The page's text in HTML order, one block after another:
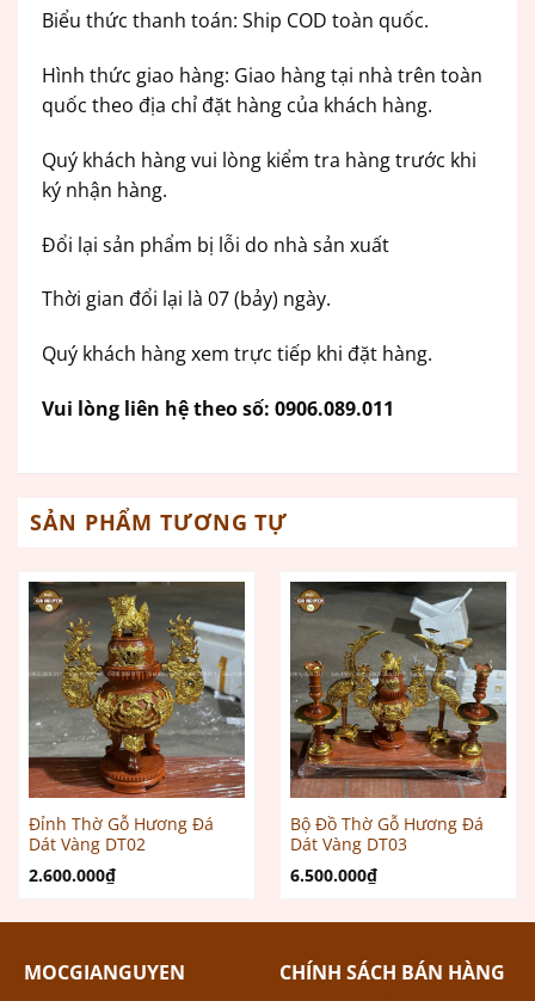
Biểu thức thanh toán: Ship COD toàn quốc.
Hình thức giao hàng: Giao hàng tại nhà trên toàn
quốc theo địa chỉ đặt hàng của khách hàng.
Quý khách hàng vui lòng kiểm tra hàng trước khi
ký nhận hàng.
Đổi lại sản phẩm bị lỗi do nhà sản xuất
Thời gian đổi lại là 07 (bảy) ngày.
Quý khách hàng xem trực tiếp khi đặt hàng.
Vui lòng liên hệ theo số: 0906.089.011
SẢN PHẨM TƯƠNG TỰ
Đỉnh Thờ Gỗ Hương Đá
Dát Vàng DT02
2.600.000₫
Bộ Đồ Thờ Gỗ Hương Đá
Dát Vàng DT03
6.500.000₫
MOCGIANGUYEN
CHÍNH SÁCH BÁN HÀNG